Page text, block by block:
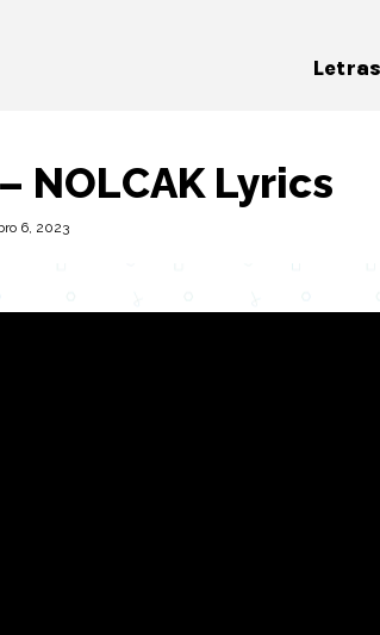
NOLCAK Lyrics
6, 2023